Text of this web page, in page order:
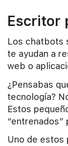
Escritor
Los chatbots
te ayudan a
web o
¿Pensabas
tecnología?
Estos
Uno de estos